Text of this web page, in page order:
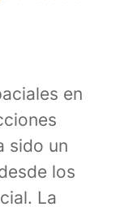
en
sido un
los
La